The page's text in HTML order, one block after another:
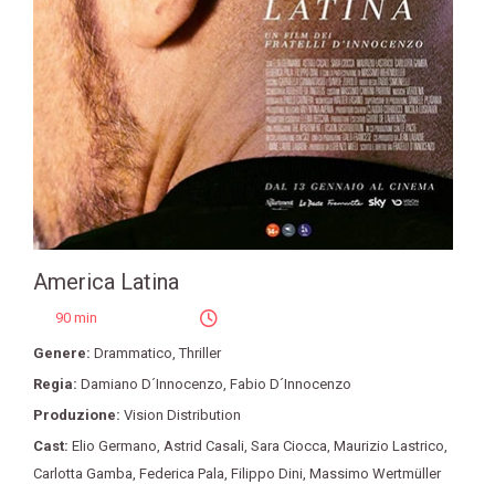
America Latina
90 min
Genere: Drammatico,Thriller
Regia: Damiano D´Innocenzo, Fabio D´Innocenzo
Produzione: Vision Distribution
Cast: Elio Germano, Astrid Casali, Sara Ciocca, Maurizio Lastrico,
Carlotta Gamba, Federica Pala, Filippo Dini, Massimo Wertmüller